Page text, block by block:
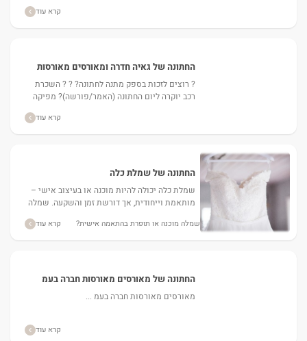
קרא עוד
החתונה של גאיה חדרה ומאורסים מאורסות
? רוצים לזכות בספק מתנה לחתונה? ? ? השכרת
רכב יוקרה ליום החתונה (האמר/פורשה)? מפיקה
קרא עוד
החתונה של שמלת כלה
שמלת כלה יכולה להיות מוכנה או בעיצוב אישי –
מותאמת וייחודית, אך דורשת זמן והשקעה. שמלה
ייחודית....
שמלה מוכנה או תופרת בהתאמה אישית? קרא עוד
החתונה של מאורסים מאורסות חברה בעמ
מאורסים מאורסות חברה בעמ ...
קרא עוד